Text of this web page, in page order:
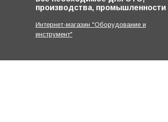
производства, промышленности
Интернет-магазин "Оборудование и
инструмент"